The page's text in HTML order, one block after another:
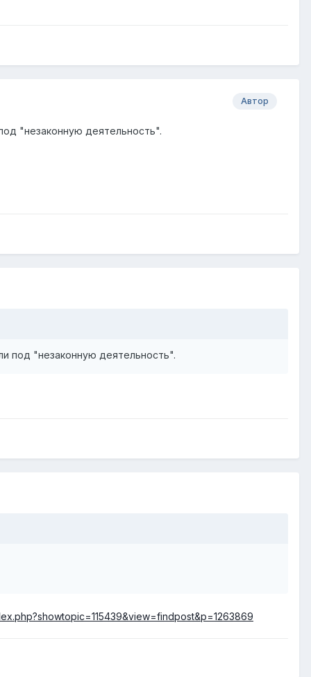
Автор
"незаконную деятельность".
под "незаконную деятельность".